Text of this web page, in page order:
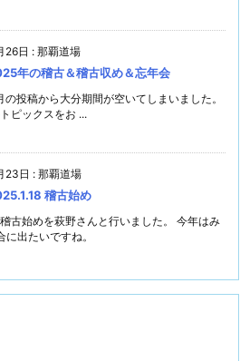
26日 : 那覇道場
年の稽古＆稽古収め＆忘年会
の投稿から大分期間が空いてしまいました。
ピックスをお ...
23日 : 那覇道場
稽古始め
古始めを萩野さんと行いました。 今年はみ
に出たいですね。